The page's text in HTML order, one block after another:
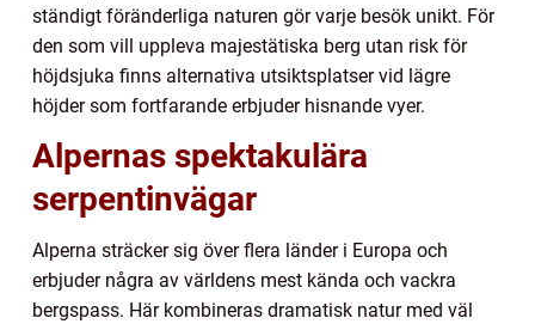
ständigt föränderliga naturen gör varje besök unikt. För
den som vill uppleva majestätiska berg utan risk för
höjdsjuka finns alternativa utsiktsplatser vid lägre
höjder som fortfarande erbjuder hisnande vyer.
Alpernas spektakulära
serpentinvägar
Alperna sträcker sig över flera länder i Europa och
erbjuder några av världens mest kända och vackra
bergspass. Här kombineras dramatisk natur med väl